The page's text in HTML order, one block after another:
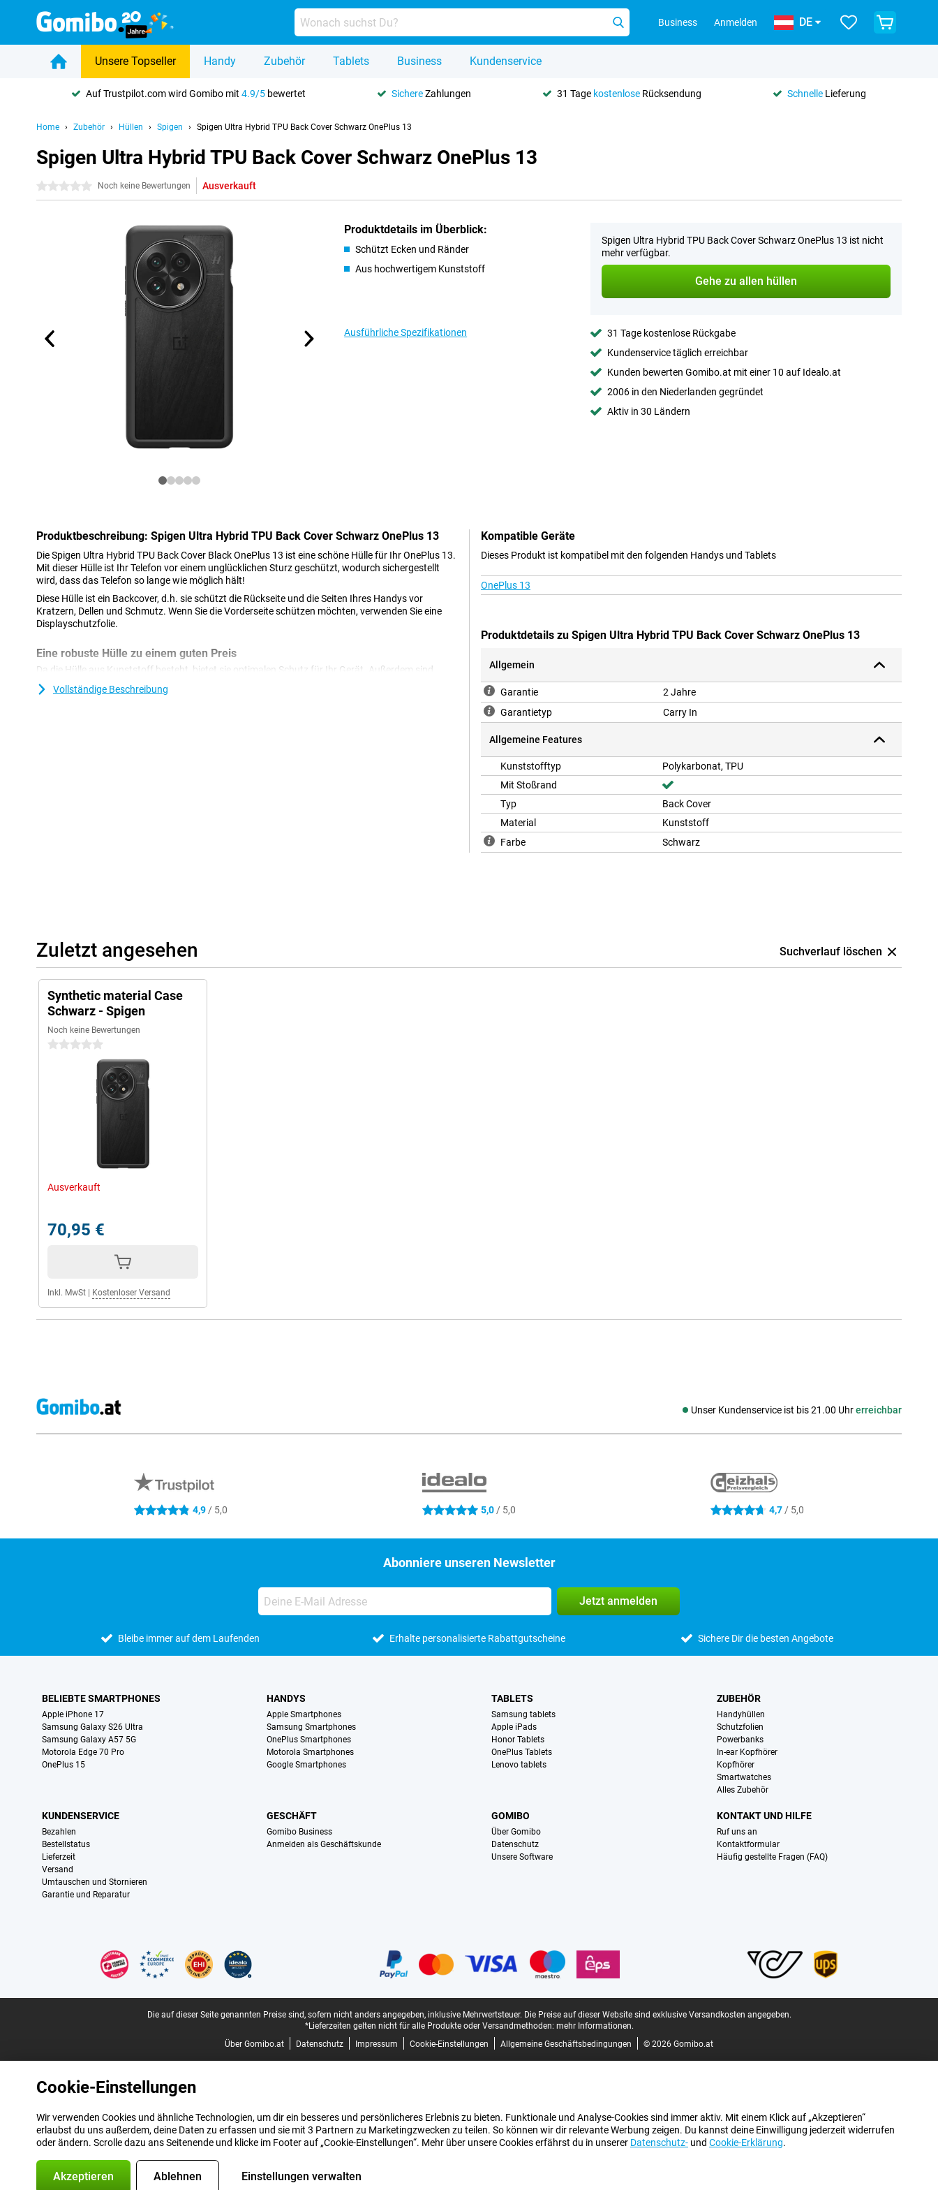
Business Anmelden DE
Unsere Topseller Handy Zubehör Tablets Business Kundenservice
Auf Trustpilot.com wird Gomibo mit4.9/5 bewertet SichereZahlungen 31 Tage kostenloseRücksendung SchnelleLieferung
Home Zubehör Hüllen Spigen Spigen Ultra Hybrid TPU Back Cover Schwarz OnePlus 13
Spigen Ultra Hybrid TPU Back Cover Schwarz OnePlus 13
0 Sterne Noch keine Bewertungen Ausverkauft
Produktdetails im Überblick:
Schützt Ecken und Ränder
Aus hochwertigem Kunststoff
Ausführliche Spezifikationen
Spigen Ultra Hybrid TPU Back Cover Schwarz OnePlus 13 ist nicht
mehr verfügbar.
Gehe zu allen hüllen
31 Tage kostenlose Rückgabe
Kundenservice täglich erreichbar
Kunden bewerten Gomibo.at mit einer 10 auf Idealo.at
2006 in den Niederlanden gegründet
Aktiv in 30 Ländern
Produktbeschreibung: Spigen Ultra Hybrid TPU Back Cover Schwarz OnePlus 13
Die Spigen Ultra Hybrid TPU Back Cover Black OnePlus 13 ist eine schöne Hülle für Ihr OnePlus 13.
Mit dieser Hülle ist Ihr Telefon vor einem unglücklichen Sturz geschützt, wodurch sichergestellt
wird, dass das Telefon so lange wie möglich hält!
Diese Hülle ist ein Backcover, d.h. sie schützt die Rückseite und die Seiten Ihres Handys vor
Kratzern, Dellen und Schmutz. Wenn Sie die Vorderseite schützen möchten, verwenden Sie eine
Displayschutzfolie.
Eine robuste Hülle zu einem guten Preis
Da die Hülle aus Kunststoff besteht, bietet sie optimalen Schutz für Ihr Gerät. Außerdem sind
Kunststoffhüllen oft nicht so teuer wie andere Hüllen. Die Spigen Ultra Hybrid TPU Back Cover
Black OnePlus 13 hat eine klassische schwarze Farbe. Natürlich muss Ihr Handy nicht auffallen
Vollständige Beschreibung
Kompatible Geräte
Dieses Produkt ist kompatibel mit den folgenden Handys und Tablets
OnePlus 13
Produktdetails zu Spigen Ultra Hybrid TPU Back Cover Schwarz OnePlus 13
Allgemein
Garantie
2 Jahre
Garantietyp
Carry In
Allgemeine Features
Kunststofftyp
Polykarbonat, TPU
Mit Stoßrand
Typ
Back Cover
Material
Kunststoff
Farbe
Schwarz
Zuletzt angesehen Suchverlauf löschen
Synthetic material Case
Schwarz - Spigen
Noch keine Bewertungen
0 Sterne
Ausverkauft
70,95 €
Inkl. MwSt Kostenloser Versand
Unser Kundenservice ist bis 21.00 Uhrerreichbar
Social media
4.9 Sterne 4,9/ 5,0 5 Sterne 5,0/ 5,0 4.7 Sterne 4,7 / 5,0
Abonniere unseren Newsletter
Jetzt anmelden
Bleibe immer auf dem Laufenden Erhalte personalisierte Rabattgutscheine Sichere Dir die besten Angebote
BELIEBTE SMARTPHONES
Apple iPhone 17
Samsung Galaxy S26 Ultra
Samsung Galaxy A57 5G
Motorola Edge 70 Pro
OnePlus 15
HANDYS
Apple Smartphones
Samsung Smartphones
OnePlus Smartphones
Motorola Smartphones
Google Smartphones
TABLETS
Samsung tablets
Apple iPads
Honor Tablets
OnePlus Tablets
Lenovo tablets
ZUBEHÖR
Handyhüllen
Schutzfolien
Powerbanks
In-ear Kopfhörer
Kopfhörer
Smartwatches
Alles Zubehör
KUNDENSERVICE
Bezahlen
Bestellstatus
Lieferzeit
Versand
Umtauschen und Stornieren
Garantie und Reparatur
GESCHÄFT
Gomibo Business
Anmelden als Geschäftskunde
GOMIBO
Über Gomibo
Datenschutz
Unsere Software
KONTAKT UND HILFE
Ruf uns an
Kontaktformular
Häufig gestellte Fragen (FAQ)
Die auf dieser Seite genannten Preise sind, sofern nicht anders angegeben, inklusive Mehrwertsteuer. Die Preise auf dieser Website sind exklusive Versandkosten angegeben.
*Lieferzeiten gelten nicht für alle Produkte oder Versandmethoden: mehr Informationen.
Über Gomibo.at
Datenschutz Impressum Cookie-Einstellungen Allgemeine Geschäftsbedingungen © 2026 Gomibo.at
Cookie-Einstellungen
Wir verwenden Cookies und ähnliche Technologien, um dir ein besseres und persönlicheres Erlebnis zu bieten. Funktionale und Analyse-Cookies sind immer aktiv. Mit einem Klick auf „Akzeptieren“
erlaubst du uns außerdem, deine Daten zu erfassen und sie mit 3 Partnern zu Marketingzwecken zu teilen. So können wir dir relevante Werbung zeigen. Du kannst deine Einwilligung jederzeit widerrufen
oder ändern. Scrolle dazu ans Seitenende und klicke im Footer auf „Cookie-Einstellungen“. Mehr über unsere Cookies erfährst du in unserer Datenschutz- und Cookie-Erklärung.
Akzeptieren Ablehnen Einstellungen verwalten